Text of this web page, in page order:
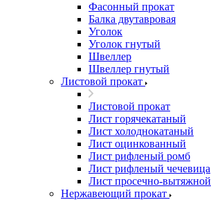
Фасонный прокат
Балка двутавровая
Уголок
Уголок гнутый
Швеллер
Швеллер гнутый
Листовой прокат
Листовой прокат
Лист горячекатаный
Лист холоднокатаный
Лист оцинкованный
Лист рифленый ромб
Лист рифленый чечевица
Лист просечно-вытяжной
Нержавеющий прокат